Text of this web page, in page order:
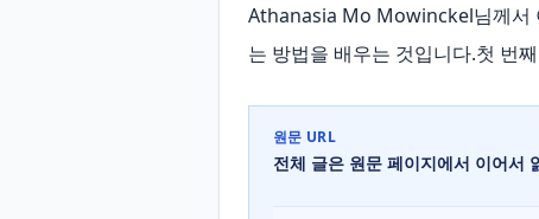
Athanasia Mo Mowinckel님께서
는 방법을 배우는 것입니다.첫 번
원문 URL
전체 글은 원문 페이지에서 이어서